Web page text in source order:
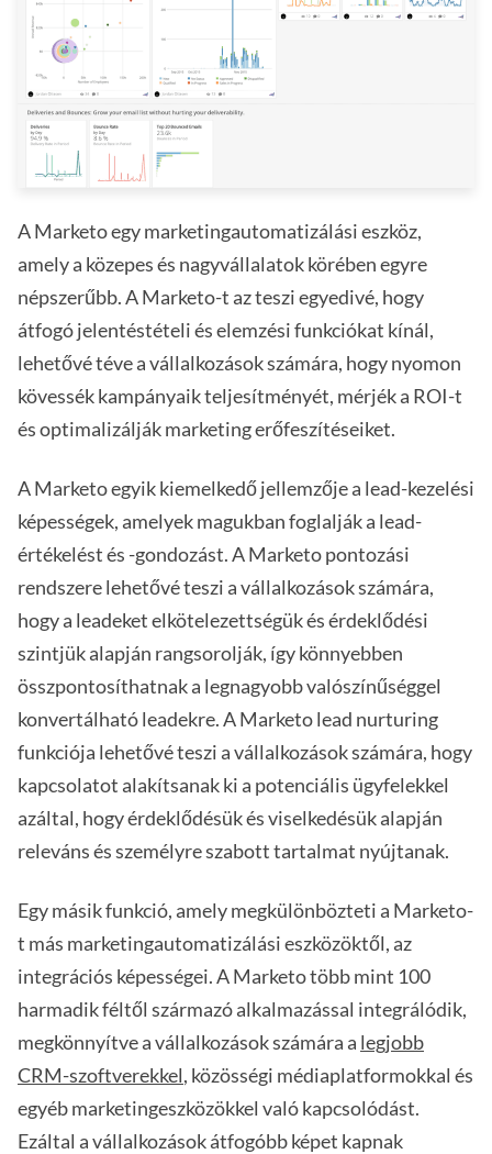
A Marketo egy marketingautomatizálási eszköz,
amely a közepes és nagyvállalatok körében egyre
népszerűbb. A Marketo-t az teszi egyedivé, hogy
átfogó jelentéstételi és elemzési funkciókat kínál,
lehetővé téve a vállalkozások számára, hogy nyomon
kövessék kampányaik teljesítményét, mérjék a ROI-t
és optimalizálják marketing erőfeszítéseiket.
A Marketo egyik kiemelkedő jellemzője a lead-kezelési
képességek, amelyek magukban foglalják a lead-
értékelést és -gondozást. A Marketo pontozási
rendszere lehetővé teszi a vállalkozások számára,
hogy a leadeket elkötelezettségük és érdeklődési
szintjük alapján rangsorolják, így könnyebben
összpontosíthatnak a legnagyobb valószínűséggel
konvertálható leadekre. A Marketo lead nurturing
funkciója lehetővé teszi a vállalkozások számára, hogy
kapcsolatot alakítsanak ki a potenciális ügyfelekkel
azáltal, hogy érdeklődésük és viselkedésük alapján
releváns és személyre szabott tartalmat nyújtanak.
Egy másik funkció, amely megkülönbözteti a Marketo-
t más marketingautomatizálási eszközöktől, az
integrációs képességei. A Marketo több mint 100
harmadik féltől származó alkalmazással integrálódik,
megkönnyítve a vállalkozások számára a legjobb
CRM-szoftverekkel, közösségi médiaplatformokkal és
egyéb marketingeszközökkel való kapcsolódást.
Ezáltal a vállalkozások átfogóbb képet kapnak